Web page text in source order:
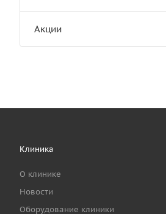
Акции
Клиника
О клинике
Новости
Оборудование клиники